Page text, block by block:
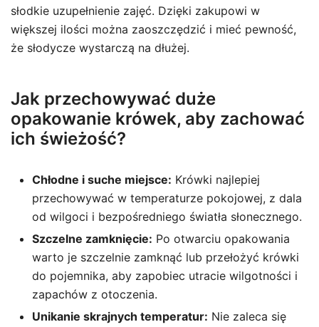
słodkie uzupełnienie zajęć. Dzięki zakupowi w
większej ilości można zaoszczędzić i mieć pewność,
że słodycze wystarczą na dłużej.
Jak przechowywać duże
opakowanie krówek, aby zachować
ich świeżość?
Chłodne i suche miejsce: Krówki najlepiej
przechowywać w temperaturze pokojowej, z dala
od wilgoci i bezpośredniego światła słonecznego.
Szczelne zamknięcie: Po otwarciu opakowania
warto je szczelnie zamknąć lub przełożyć krówki
do pojemnika, aby zapobiec utracie wilgotności i
zapachów z otoczenia.
Unikanie skrajnych temperatur: Nie zaleca się